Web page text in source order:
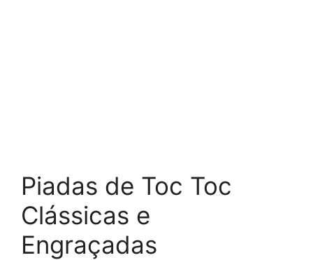
Piadas de Toc Toc
Clássicas e
Engraçadas